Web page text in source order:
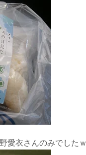
愛衣さんのみでしたｗ